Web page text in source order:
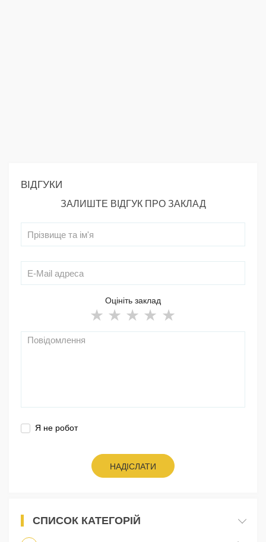
ВІДГУКИ
ЗАЛИШТЕ ВІДГУК ПРО ЗАКЛАД
Оцініть заклад
Я не робот
НАДІСЛАТИ
СПИСОК КАТЕГОРІЙ